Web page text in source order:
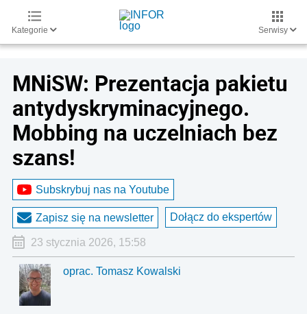
Kategorie Serwisy
MNiSW: Prezentacja pakietu
antydyskryminacyjnego.
Mobbing na uczelniach bez
szans!
Subskrybuj nas na Youtube
Zapisz się na newsletter Dołącz do ekspertów
23 stycznia 2026, 15:58
oprac. Tomasz Kowalski